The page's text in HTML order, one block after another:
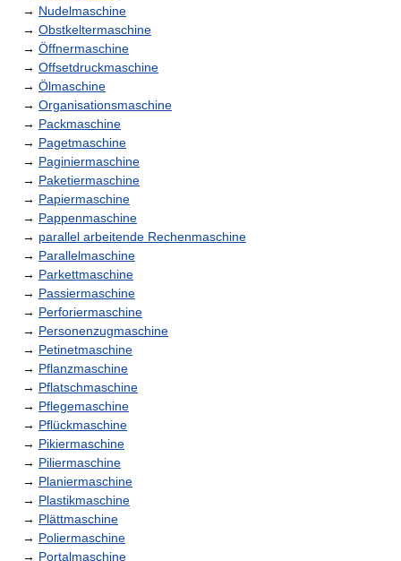
→ Nudelmaschine
→ Obstkeltermaschine
→ Öffnermaschine
→ Offsetdruckmaschine
→ Ölmaschine
→ Organisationsmaschine
→ Packmaschine
→ Pagetmaschine
→ Paginiermaschine
→ Paketiermaschine
→ Papiermaschine
→ Pappenmaschine
→ parallel arbeitende Rechenmaschine
→ Parallelmaschine
→ Parkettmaschine
→ Passiermaschine
→ Perforiermaschine
→ Personenzugmaschine
→ Petinetmaschine
→ Pflanzmaschine
→ Pflatschmaschine
→ Pflegemaschine
→ Pflückmaschine
→ Pikiermaschine
→ Piliermaschine
→ Planiermaschine
→ Plastikmaschine
→ Plättmaschine
→ Poliermaschine
→ Portalmaschine